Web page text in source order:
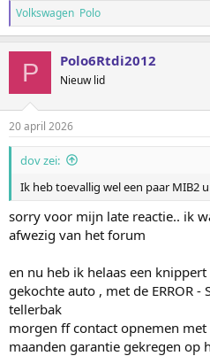
Volkswagen Polo
P Polo6Rtdi2012
Nieuw lid
20 april 2026
dov zei:
Ik heb toevallig wel een paar MIB2
sorry voor mijn late reactie.. ik
afwezig van het forum
en nu heb ik helaas een
gekochte auto , met de ERROR -
tellerbak
morgen ff contact opnemen
maanden garantie gekregen op